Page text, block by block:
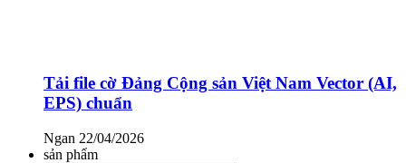
Tải file cờ Đảng Cộng sản Việt Nam Vector (AI,
EPS) chuẩn
Ngan 22/04/2026
sản phẩm